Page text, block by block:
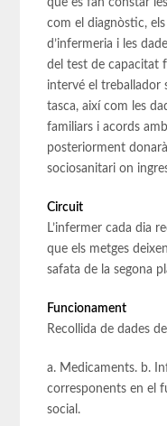
com el diagnòstic,
d’infermeria i les
del test de capacitat
intervé el treballador
tasca, així com les
familiars i acords
posteriorment
sociosanitari on
Circuit
L’infermer cada dia
que els metges
safata de la segona
Funcionament
Recollida de dades
a. Medicaments. b.
corresponents en el
social.